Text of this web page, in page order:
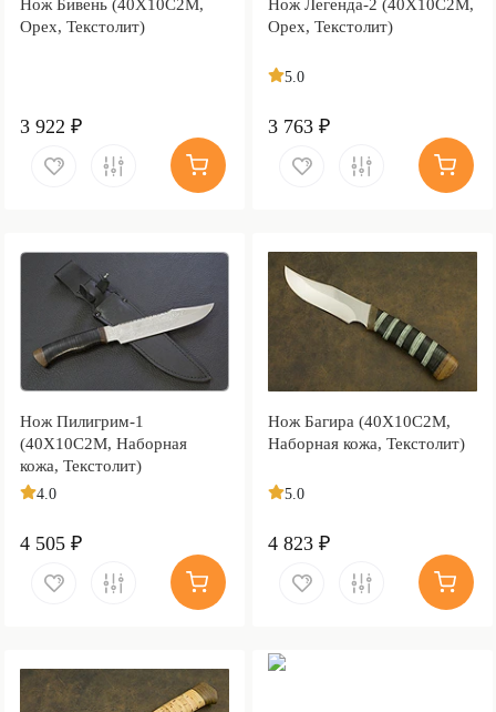
Нож Бивень (40Х10С2М,
Орех, Текстолит)
3 922 ₽
Нож Легенда-2 (40Х10С2М,
Орех, Текстолит)
5.0
3 763 ₽
Нож Пилигрим-1
(40Х10С2М, Наборная
кожа, Текстолит)
4.0
4 505 ₽
Нож Багира (40Х10С2М,
Наборная кожа, Текстолит)
5.0
4 823 ₽